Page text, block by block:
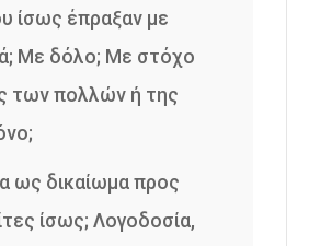
ίσως έπραξαν με
Με δόλο; Με στόχο
των πολλών ή της
ως δικαίωμα προς
ίσως; Λογοδοσία,